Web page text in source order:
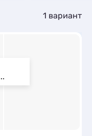
1 вариант